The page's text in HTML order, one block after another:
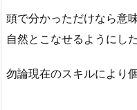
頭で分かっただけなら意
自然とこなせるようにし
勿論現在のスキルにより